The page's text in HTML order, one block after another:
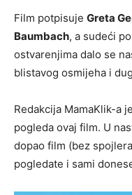
Film potpisuje Greta
Baumbach, a sudeći
ostvarenjima dalo se
blistavog osmijeha i
Redakcija MamaKlik-a
pogleda ovaj film. U
dopao film (bez
pogledate i sami